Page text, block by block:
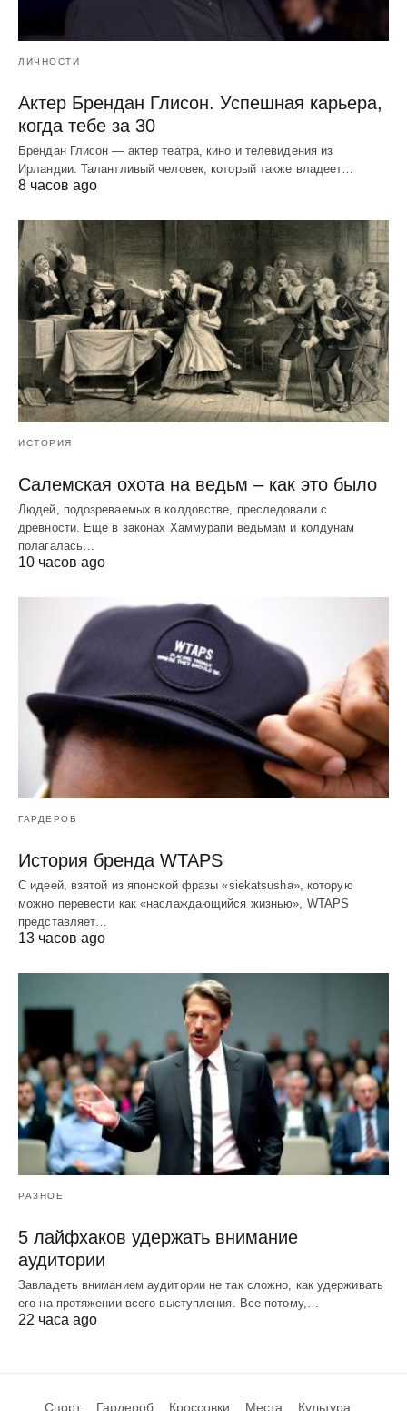
ЛИЧНОСТИ
Актер Брендан Глисон. Успешная карьера,
когда тебе за 30
Брендан Глисон — актер театра, кино и телевидения из
Ирландии. Талантливый человек, который также владеет…
8 часов ago
ИСТОРИЯ
Салемская охота на ведьм – как это было
Людей, подозреваемых в колдовстве, преследовали с
древности. Еще в законах Хаммурапи ведьмам и колдунам
полагалась…
10 часов ago
ГАРДЕРОБ
История бренда WTAPS
С идеей, взятой из японской фразы «siekatsusha», которую
можно перевести как «наслаждающийся жизнью», WTAPS
представляет…
13 часов ago
РАЗНОЕ
5 лайфхаков удержать внимание
аудитории
Завладеть вниманием аудитории не так сложно, как удерживать
его на протяжении всего выступления. Все потому,…
22 часа ago
Спорт Гардероб Кроссовки Места Культура